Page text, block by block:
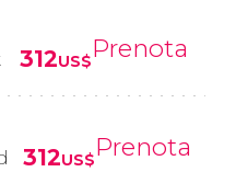
312US$Prenota
312US$Prenota